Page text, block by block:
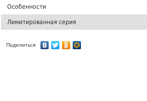
Особенности
Лимитированная серия
Поделиться